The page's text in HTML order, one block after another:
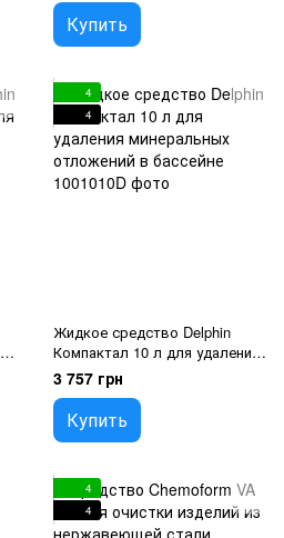
Купить
4
4
Жидкое средство Delphin
Компактал 10 л для удаления
минеральных отложений в
бассейне
3 757 грн
Купить
4
4